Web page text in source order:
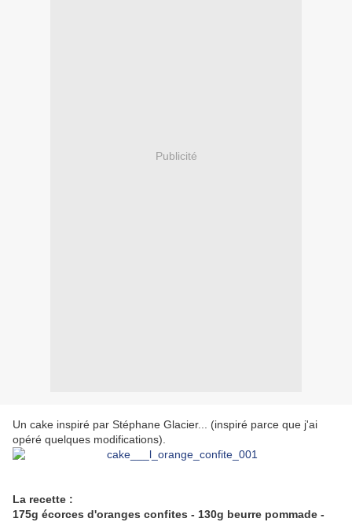
Publicité
Un cake inspiré par Stéphane Glacier... (inspiré parce que j'ai
opéré quelques modifications).
La recette :
175g écorces d'oranges confites - 130g beurre pommade -